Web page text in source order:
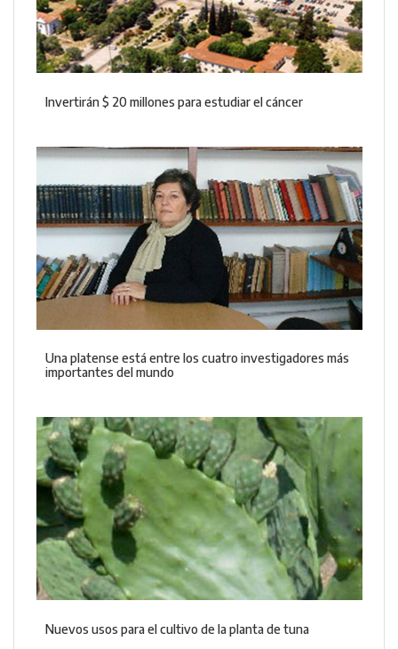
Invertirán $ 20 millones para estudiar el cáncer
Una platense está entre los cuatro investigadores más
importantes del mundo
Nuevos usos para el cultivo de la planta de tuna